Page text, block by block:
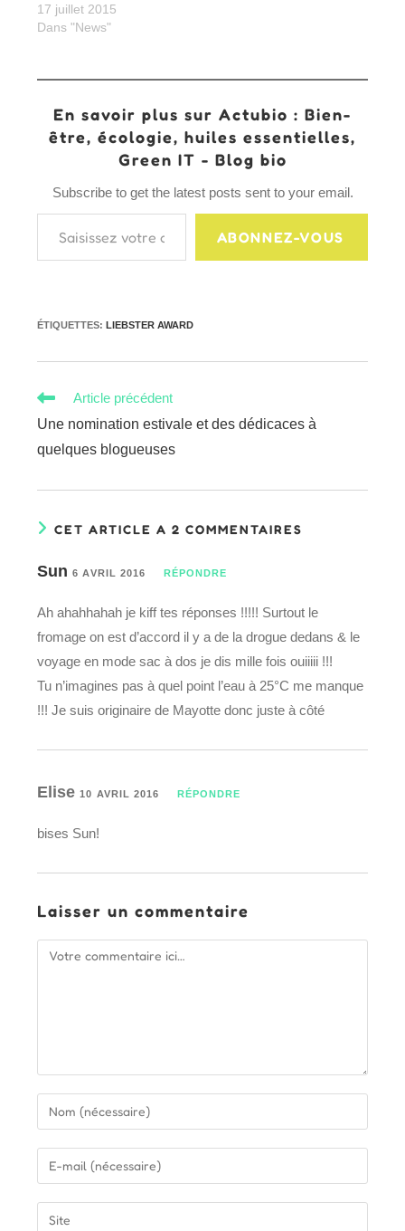
17 juillet 2015
Dans "News"
En savoir plus sur Actubio : Bien-
être, écologie, huiles essentielles,
Green IT - Blog bio
Subscribe to get the latest posts sent to your email.
Saisissez votre adresse e-mail…
ABONNEZ-VOUS
ÉTIQUETTES:LIEBSTER AWARD
Read
articles
Article précédent
Une nomination estivale et des dédicaces à
quelques blogueuses
CET ARTICLE A 2 COMMENTAIRES
Sun 6 AVRIL 2016 RÉPONDRE
Ah ahahhahah je kiff tes réponses !!!!! Surtout le
fromage on est d’accord il y a de la drogue dedans & le
voyage en mode sac à dos je dis mille fois ouiiiii !!!
Tu n’imagines pas à quel point l’eau à 25°C me manque
!!! Je suis originaire de Mayotte donc juste à côté
Elise10 AVRIL 2016 RÉPONDRE
bises Sun!
Laisser un commentaire
Comment
Enter
your
name
Enter
your
email
address
Saisir